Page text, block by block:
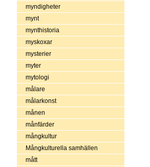
myndigheter
mynt
mynthistoria
myskoxar
mysterier
myter
mytologi
målare
målarkonst
månen
månfärder
mångkultur
Mångkulturella samhällen
mått